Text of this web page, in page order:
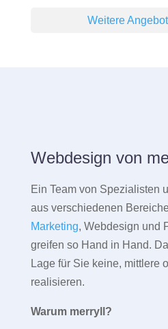
Weitere Angebot
Webdesign von
Ein Team von Spezialisten
aus verschiedenen
Marketing, Webdesign und
greifen so Hand in Hand.
Lage für Sie keine, mittlere
realisieren.
Warum merryll?